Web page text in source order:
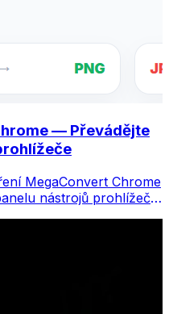
— Převádějte
MegaConvert Chrome
nástrojů prohlížeče.